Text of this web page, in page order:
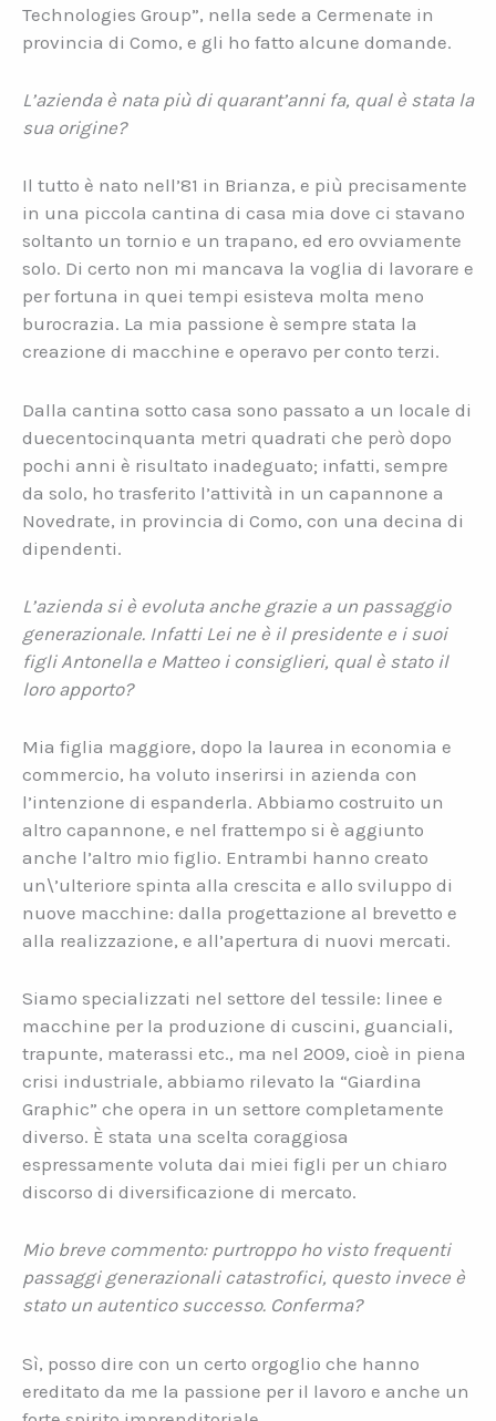
Technologies Group”, nella sede a Cermenate in
provincia di Como, e gli ho fatto alcune domande.
L’azienda è nata più di quarant’anni fa, qual è stata la
sua origine?
Il tutto è nato nell’81 in Brianza, e più precisamente
in una piccola cantina di casa mia dove ci stavano
soltanto un tornio e un trapano, ed ero ovviamente
solo. Di certo non mi mancava la voglia di lavorare e
per fortuna in quei tempi esisteva molta meno
burocrazia. La mia passione è sempre stata la
creazione di macchine e operavo per conto terzi.
Dalla cantina sotto casa sono passato a un locale di
duecentocinquanta metri quadrati che però dopo
pochi anni è risultato inadeguato; infatti, sempre
da solo, ho trasferito l’attività in un capannone a
Novedrate, in provincia di Como, con una decina di
dipendenti.
L’azienda si è evoluta anche grazie a un passaggio
generazionale. Infatti Lei ne è il presidente e i suoi
figli Antonella e Matteo i consiglieri, qual è stato il
loro apporto?
Mia figlia maggiore, dopo la laurea in economia e
commercio, ha voluto inserirsi in azienda con
l’intenzione di espanderla. Abbiamo costruito un
altro capannone, e nel frattempo si è aggiunto
anche l’altro mio figlio. Entrambi hanno creato
un\’ulteriore spinta alla crescita e allo sviluppo di
nuove macchine: dalla progettazione al brevetto e
alla realizzazione, e all’apertura di nuovi mercati.
Siamo specializzati nel settore del tessile: linee e
macchine per la produzione di cuscini, guanciali,
trapunte, materassi etc., ma nel 2009, cioè in piena
crisi industriale, abbiamo rilevato la “Giardina
Graphic” che opera in un settore completamente
diverso. È stata una scelta coraggiosa
espressamente voluta dai miei figli per un chiaro
discorso di diversificazione di mercato.
Mio breve commento: purtroppo ho visto frequenti
passaggi generazionali catastrofici, questo invece è
stato un autentico successo. Conferma?
Sì, posso dire con un certo orgoglio che hanno
ereditato da me la passione per il lavoro e anche un